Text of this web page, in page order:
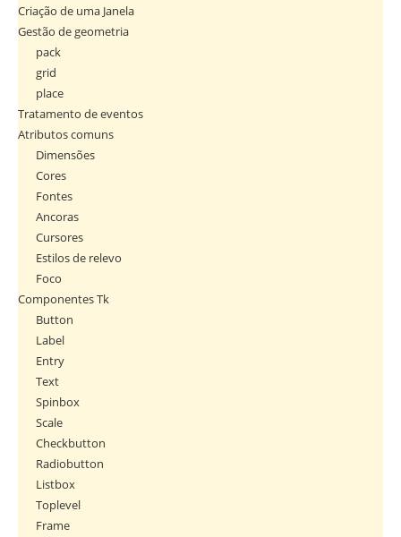
Criação de uma Janela
Gestão de geometria
pack
grid
place
Tratamento de eventos
Atributos comuns
Dimensões
Cores
Fontes
Ancoras
Cursores
Estilos de relevo
Foco
Componentes Tk
Button
Label
Entry
Text
Spinbox
Scale
Checkbutton
Radiobutton
Listbox
Toplevel
Frame